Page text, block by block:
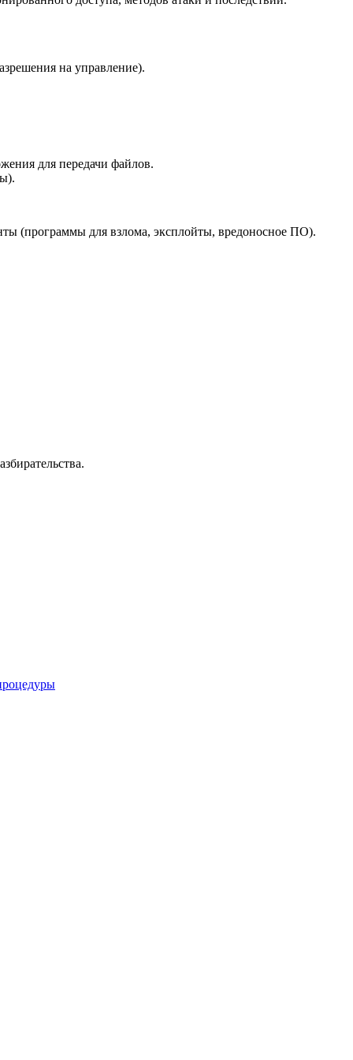
на управление).
для передачи файлов.
(программы для взлома, эксплойты, вредоносное ПО).